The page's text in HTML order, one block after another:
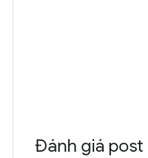
Đánh giá post